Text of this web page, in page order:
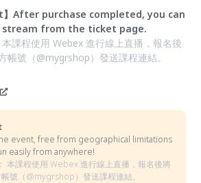
】After purchase completed, you can
from the ticket page.
課程使用 Webex 進行線上直播，報名後
帳號（@mygrshop）發送課程連結。
event, free from geographical limitations
easily from anywhere!
本課程使用 Webex 進行線上直播，報名後將
號（@mygrshop）發送課程連結。